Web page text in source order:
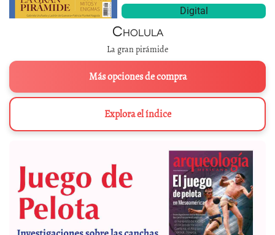
Digital
Cholula
La gran pirámide
Más opciones de compra
Explora el índice